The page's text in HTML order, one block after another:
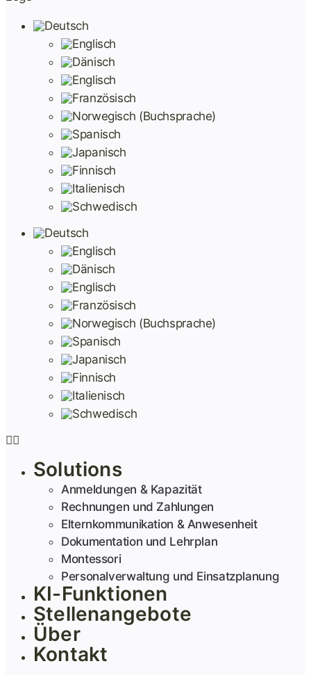
Solutions
Anmeldungen & Kapazität
Rechnungen und Zahlungen
Elternkommunikation & Anwesenheit
Dokumentation und Lehrplan
Montessori
Personalverwaltung und Einsatzplanung
KI-Funktionen
Stellenangebote
Über
Kontakt